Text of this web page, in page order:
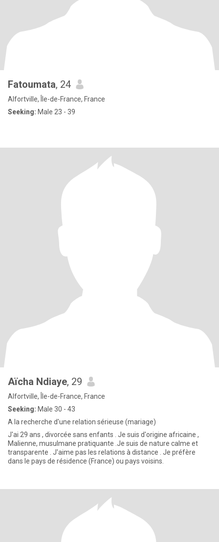
Fatoumata, 24
Alfortville, Île-de-France, France
Seeking: Male 23 - 39
Aïcha Ndiaye, 29
Alfortville, Île-de-France, France
Seeking: Male 30 - 43
A la recherche d'une relation sérieuse (mariage)
J'ai 29 ans , divorcée sans enfants . Je suis d'origine africaine ,
Malienne, musulmane pratiquante .Je suis de nature calme et
transparente . J'aime pas les relations à distance . Je préfère
dans le pays de résidence (France) ou pays voisins.